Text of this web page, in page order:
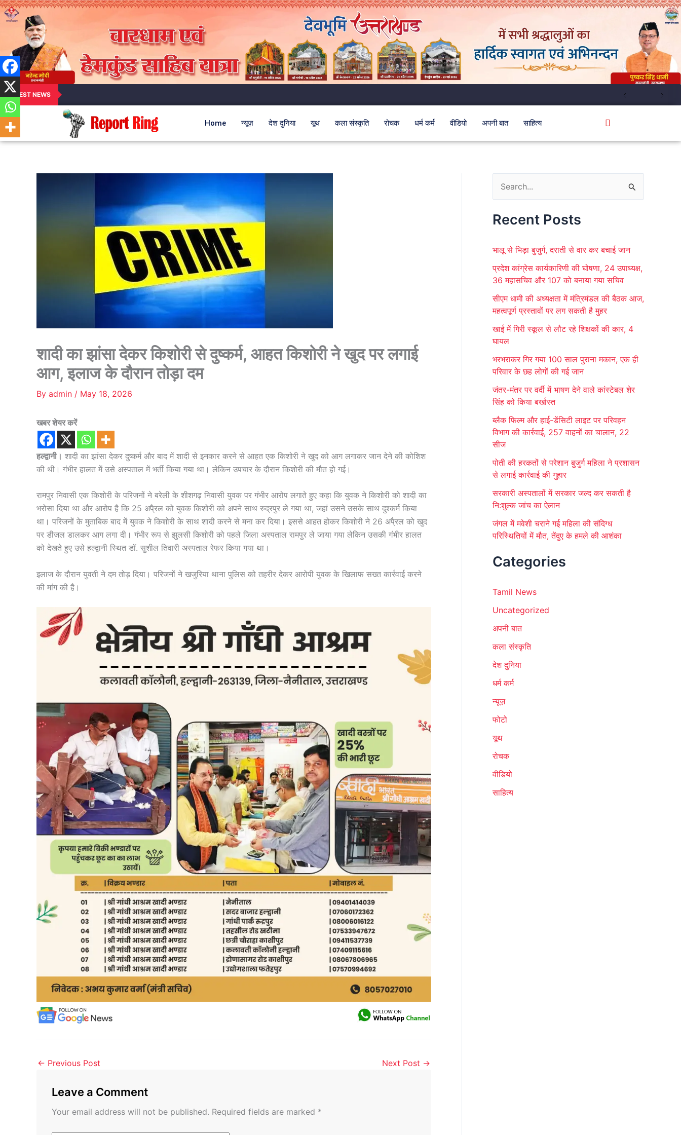
LATEST NEWS
Home न्यूज़ देश दुनिया यूथ कला संस्कृति रोचक धर्म कर्म वीडियो अपनी बात साहित्य
शादी का झांसा देकर किशोरी से दुष्कर्म, आहत किशोरी ने खुद पर लगाई
आग, इलाज के दौरान तोड़ा दम
By admin / May 18, 2026
खबर शेयर करें
हल्द्वानी। शादी का झांसा देकर दुष्कर्म और बाद में शादी से इनकार करने से आहत एक किशोरी ने खुद को आग लगाकर जान देने की कोशिश
की थी। गंभीर हालत में उसे अस्पताल में भर्ती किया गया था। लेकिन उपचार के दौरान किशोरी की मौत हो गई।
रामपुर निवासी एक किशोरी के परिजनों ने बरेली के शीशगढ़ निवासी युवक पर गंभीर आरोप लगाते हुए कहा कि युवक ने किशोरी को शादी का
भरोसा दिया था और आरोप है कि 25 अपै्रल को युवक किशोरी को अपने साथ रुद्रपुर ले गया था, जहां उसने उसके साथ दुश्कर्म किया
था। परिजनों के मुताबिक बाद में युवक ने किशोरी के साथ शादी करने से मना कर दिया। इससे आहत होकर किशोरी ने 26 अपै्रल को खुद
पर डीजल डालकर आग लगा दी। गंभीर रूप से झुलसी किशोरी को पहले जिला अस्पताल रामपुर ले जाया गया लेकिन उसकी गंभीर हालत
को देखते हुए उसे हल्द्वानी स्थित डॉ. सुशील तिवारी अस्पताल रेफर किया गया था।
इलाज के दौरान युवती ने दम तोड़ दिया। परिजनों ने खजुरिया थाना पुलिस को तहरीर देकर आरोपी युवक के खिलाफ सख्त कार्रवाई करने
की मांग की है।
← Previous Post Next Post →
Leave a Comment
Your email address will not be published. Required fields are marked *
a
c
h
f
o
Recent Posts
भालू से भिड़ा बुजुर्ग, दराती से वार कर बचाई जान
प्रदेश कांग्रेस कार्यकारिणी की घोषणा, 24 उपाध्यक्ष,
36 महासचिव और 107 को बनाया गया सचिव
सीएम धामी की अध्यक्षता में मंत्रिमंडल की बैठक आज,
महत्वपूर्ण प्रस्तावों पर लग सकती है मुहर
खाई में गिरी स्कूल से लौट रहे शिक्षकों की कार, 4
घायल
भरभराकर गिर गया 100 साल पुराना मकान, एक ही
परिवार के छह लोगों की गई जान
जंतर-मंतर पर वर्दी में भाषण देने वाले कांस्टेबल शेर
सिंह को किया बर्खास्त
ब्लैक फिल्म और हाई-डेंसिटी लाइट पर परिवहन
विभाग की कार्रवाई, 257 वाहनों का चालान, 22
सीज
पोती की हरकतों से परेशान बुजुर्ग महिला ने प्रशासन
से लगाई कार्रवाई की गुहार
सरकारी अस्पतालों में सरकार जल्द कर सकती है
नि:शुल्क जांच का ऐलान
जंगल में मवेशी चराने गई महिला की संदिग्ध
परिस्थितियों में मौत, तेंदुए के हमले की आशंका
Categories
Tamil News
Uncategorized
अपनी बात
कला संस्कृति
देश दुनिया
धर्म कर्म
न्यूज़
फोटो
यूथ
रोचक
वीडियो
साहित्य